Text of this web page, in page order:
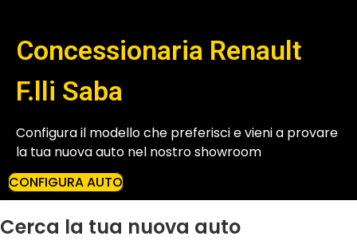
Concessionaria Renault
F.lli Saba
Configura il modello che preferisci e vieni a provare
la tua nuova auto nel nostro showroom
CONFIGURA AUTO
Cerca la tua nuova auto